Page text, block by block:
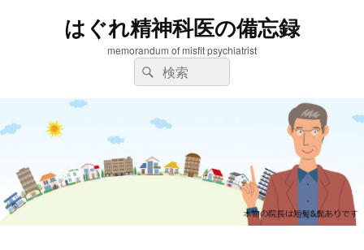
はぐれ精神科医の備忘録
memorandum of misfit psychiatrist
検
索:
検
索